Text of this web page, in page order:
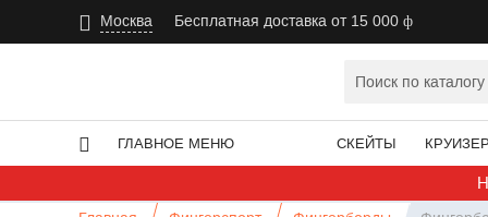
Москва Бесплатная доставка от 15 000
ГЛАВНОЕ МЕНЮ СКЕЙТЫ